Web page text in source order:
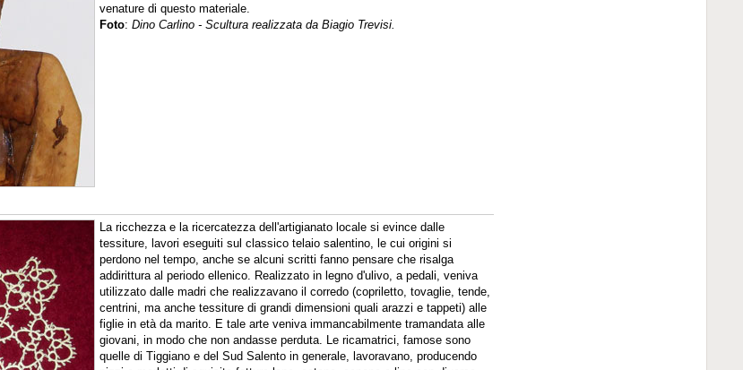
venature di questo materiale.
Foto:Dino Carlino - Scultura realizzata da Biagio Trevisi.
La ricchezza e la ricercatezza dell'artigianato locale si evince dalle
tessiture, lavori eseguiti sul classico telaio salentino, le cui origini si
perdono nel tempo, anche se alcuni scritti fanno pensare che risalga
addirittura al periodo ellenico. Realizzato in legno d'ulivo, a pedali, veniva
utilizzato dalle madri che realizzavano il corredo (copriletto, tovaglie, tende,
centrini, ma anche tessiture di grandi dimensioni quali arazzi e tappeti) alle
figlie in età da marito. E tale arte veniva immancabilmente tramandata alle
giovani, in modo che non andasse perduta. Le ricamatrici, famose sono
quelle di Tiggiano e del Sud Salento in generale, lavoravano, producendo